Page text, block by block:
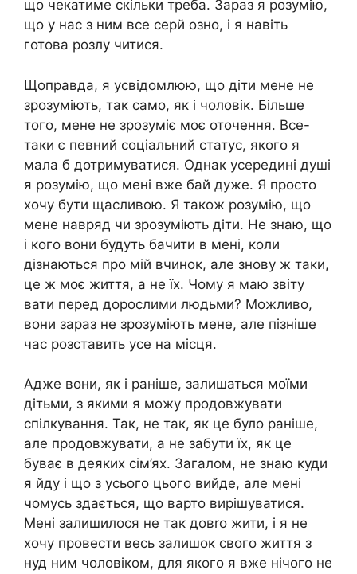
що чекатиме скільки треба. Зараз я розумію,
що у нас з ним все серй озно, і я навіть
готова розлу читися.
Щоправда, я усвідомлюю, що діти мене не
зрозуміють, так само, як і чоловік. Більше
того, мене не зрозуміє моє оточення. Все-
таки є певний соціальний статус, якого я
мала б дотримуватися. Однак усередині душі
я розумію, що мені вже бай дуже. Я просто
хочу бути щасливою. Я також розумію, що
мене навряд чи зрозуміють діти. Не знаю, що
і кого вони будуть бачити в мені, коли
дізнаються про мій вчинок, але знову ж таки,
це ж моє життя, а не їх. Чому я маю звіту
вати перед дорослими людьми? Можливо,
вони зараз не зрозуміють мене, але пізніше
час розставить усе на місця.
Адже вони, як і раніше, залишаться моїми
дітьми, з якими я можу продовжувати
спілкування. Так, не так, як це було раніше,
але продовжувати, а не забути їх, як це
буває в деяких сім’ях. Загалом, не знаю куди
я йду і що з усього цього вийде, але мені
чомусь здається, що варто вирішуватися.
Мені залишилося не так довrо жити, і я не
хочу провести весь залишок свого життя з
нуд ним чоловіком, для якого я вже нічого не